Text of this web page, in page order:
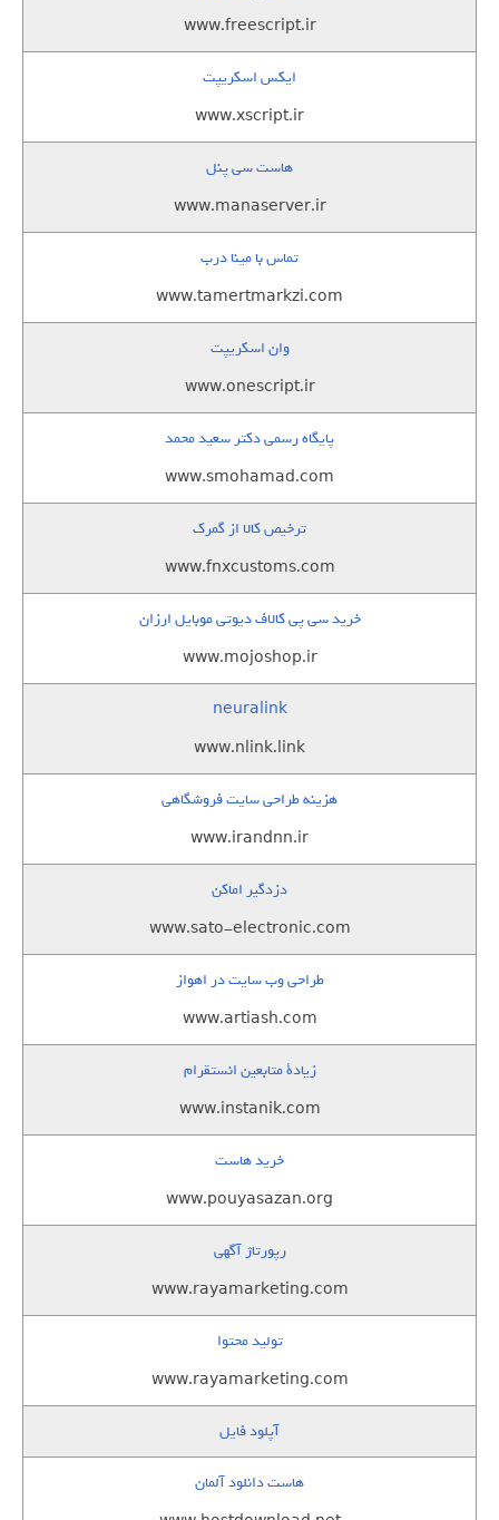
www.freescript.ir
ایکس اسکریپت
www.xscript.ir
هاست سی پنل
www.manaserver.ir
تماس با مینا درب
www.tamertmarkzi.com
وان اسکریپت
www.onescript.ir
پایگاه رسمی دکتر سعید محمد
www.smohamad.com
ترخیص کالا از گمرک
www.fnxcustoms.com
خرید سی پی کالاف دیوتی موبایل ارزان
www.mojoshop.ir
neuralink
www.nlink.link
هزینه طراحی سایت فروشگاهی
www.irandnn.ir
دزدگیر اماکن
www.sato-electronic.com
طراحی وب سایت در اهواز
www.artiash.com
زيادة متابعين انستقرام
www.instanik.com
خرید هاست
www.pouyasazan.org
رپورتاژ آگهی
www.rayamarketing.com
تولید محتوا
www.rayamarketing.com
آپلود فایل
هاست دانلود آلمان